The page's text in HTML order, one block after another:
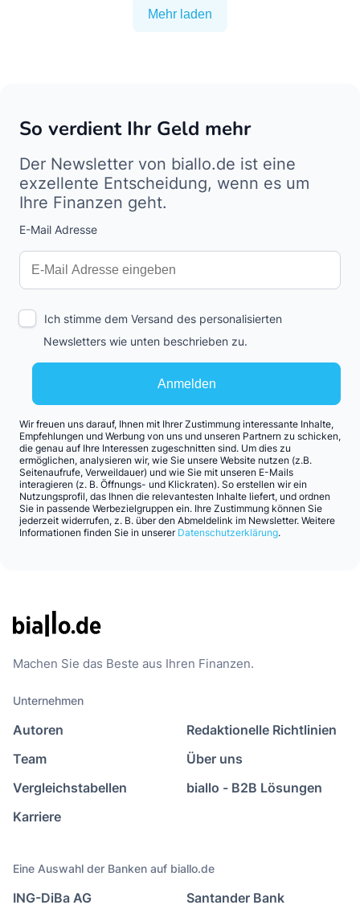
Mehr laden
So verdient Ihr Geld mehr
Der Newsletter von biallo.de ist eine
exzellente Entscheidung, wenn es um
Ihre Finanzen geht.
E-Mail Adresse
Interests
Amount
Anmelden
Ich stimme dem Versand des personalisierten
Newsletters wie unten beschrieben zu.
Wir freuen uns darauf, Ihnen mit Ihrer Zustimmung interessante Inhalte,
Empfehlungen und Werbung von uns und unseren Partnern zu schicken,
die genau auf Ihre Interessen zugeschnitten sind. Um dies zu
ermöglichen, analysieren wir, wie Sie unsere Website nutzen (z.B.
Seitenaufrufe, Verweildauer) und wie Sie mit unseren E-Mails
interagieren (z. B. Öffnungs- und Klickraten). So erstellen wir ein
Nutzungsprofil, das Ihnen die relevantesten Inhalte liefert, und ordnen
Sie in passende Werbezielgruppen ein. Ihre Zustimmung können Sie
jederzeit widerrufen, z. B. über den Abmeldelink im Newsletter. Weitere
Informationen finden Sie in unserer Datenschutzerklärung.
Machen Sie das Beste aus Ihren Finanzen.
Unternehmen
Autoren
Team
Vergleichstabellen
Karriere
Redaktionelle Richtlinien
Über uns
biallo - B2B Lösungen
Eine Auswahl der Banken auf biallo.de
ING-DiBa AG Santander Bank